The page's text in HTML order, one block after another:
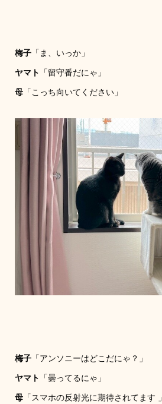
梅子「ま、いっか」
ヤマト 「留守番だにゃ」
母「こっち向いてください」
梅子「アンソニーはどこだにゃ？」
ヤマト 「曇ってるにゃ」
母「スマホの反射光に期待されてます 」